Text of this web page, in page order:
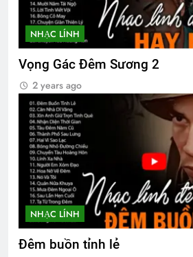
NHẠC LÍNH
Vọng Gác Đêm Sương 2
2 years ago
NHẠC LÍNH
Đêm buồn tỉnh lẻ